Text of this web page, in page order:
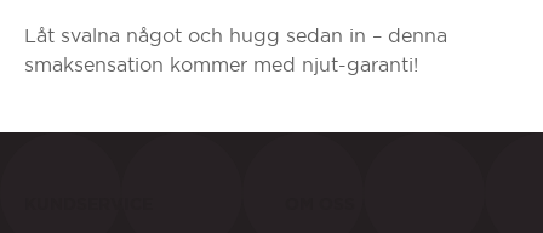
Låt svalna något och hugg sedan in – denna
smaksensation kommer med njut-garanti!